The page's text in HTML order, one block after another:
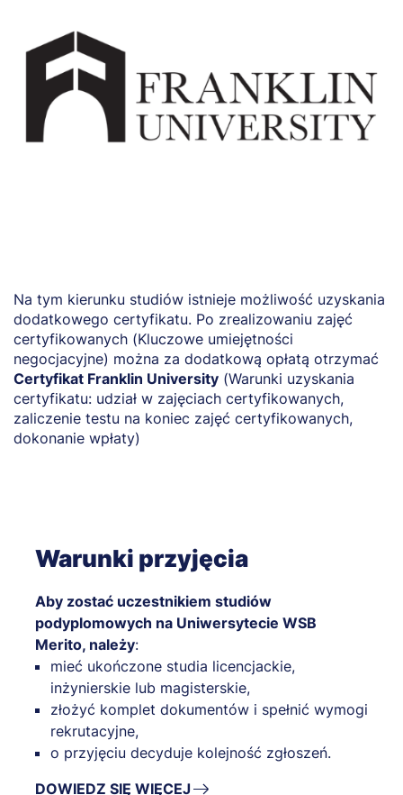
Na tym kierunku studiów istnieje możliwość uzyskania
dodatkowego certyfikatu. Po zrealizowaniu zajęć
certyfikowanych (Kluczowe umiejętności
negocjacyjne) można za dodatkową opłatą otrzymać
Certyfikat Franklin University (Warunki uzyskania
certyfikatu: udział w zajęciach certyfikowanych,
zaliczenie testu na koniec zajęć certyfikowanych,
dokonanie wpłaty)
Warunki przyjęcia
Aby zostać uczestnikiem studiów
podyplomowych na Uniwersytecie WSB
Merito, należy:
mieć ukończone studia licencjackie,
inżynierskie lub magisterskie,
złożyć komplet dokumentów i spełnić wymogi
rekrutacyjne,
o przyjęciu decyduje kolejność zgłoszeń.
DOWIEDZ SIĘ WIĘCEJ